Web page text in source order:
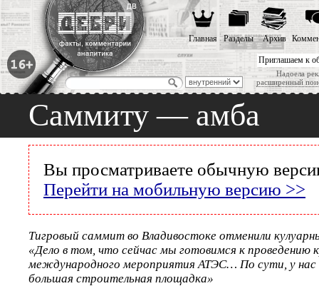
Приглашаем к
Надоела
расширенный
Главная Разделы Архив
Саммиту — амба
Вы просматриваете обычную
Перейти на мобильную версию >>
Тигровый саммит во Владивостоке отменили
«Дело в том, что сейчас мы готовимся к проведению
международного мероприятия АТЭС… По сути, у нас
большая строительная площадка»